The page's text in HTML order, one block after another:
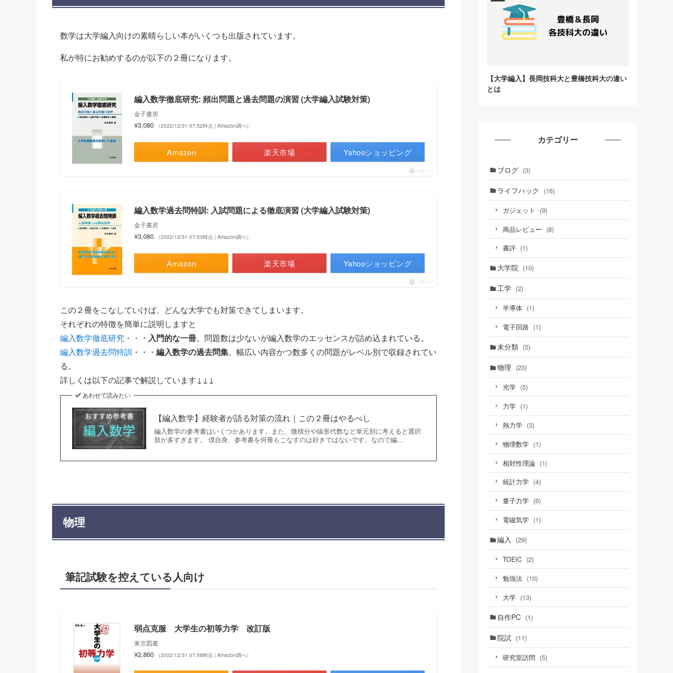
数学は大学編入向けの素晴らしい本がいくつも出版されています。
私が特にお勧めするのが以下の２冊になります。
編入数学徹底研究: 頻出問題と過去問題の演習 (大学編入試験対策)
金子書房
¥3,080 （2022/12/31 07:52時点 | Amazon調べ）
Amazon 楽天市場 Yahooショッピング
ポチップ
編入数学過去問特訓: 入試問題による徹底演習 (大学編入試験対策)
金子書房
¥3,080 （2022/12/31 07:53時点 | Amazon調べ）
Amazon 楽天市場 Yahooショッピング
ポチップ
この２冊をこなしていけば、どんな大学でも対策できてしまいます。
それぞれの特徴を簡単に説明しますと
編入数学徹底研究 ・・・ 入門的な一冊。問題数は少ないが編入数学のエッセンスが詰め込まれている。
編入数学過去問特訓 ・・・ 編入数学の過去問集。幅広い内容かつ数多くの問題がレベル別で収録されてい
る。
詳しくは以下の記事で解説しています↓↓↓
あわせて読みたい
【編入数学】経験者が語る対策の流れ｜この２冊はやるべし
編入数学の参考書はいくつかあります。また、微積分や線形代数など単元別に考えると選択
肢が多すぎます。 僕自身、参考書を何冊もこなすのは好きではないです。なので編...
物理
筆記試験を控えている人向け
弱点克服 大学生の初等力学 改訂版
東京図書
¥2,860 （2022/12/31 07:56時点 | Amazon調べ）
【大学編入】長岡技科大と豊橋技科大の違い
とは
カテゴリー
ブログ (3)
ライフハック (16)
ガジェット (9)
商品レビュー (8)
書評 (1)
大学院 (10)
工学 (2)
半導体 (1)
電子回路 (1)
未分類 (5)
物理 (23)
光学 (5)
力学 (1)
熱力学 (3)
物理数学 (1)
相対性理論 (1)
統計力学 (4)
量子力学 (6)
電磁気学 (1)
編入 (29)
TOEIC (2)
勉強法 (10)
大学 (13)
自作PC (1)
院試 (11)
研究室訪問 (5)